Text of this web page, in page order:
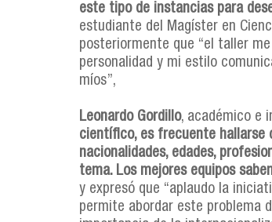
este tipo de instancias para
estudiante del Magíster en
posteriormente que “el taller
personalidad y mi estilo
míos”,
Leonardo Gordillo, académico e
científico, es frecuente hallarse
nacionalidades, edades,
tema. Los mejores equipos
y expresó que “aplaudo la
permite abordar este problema